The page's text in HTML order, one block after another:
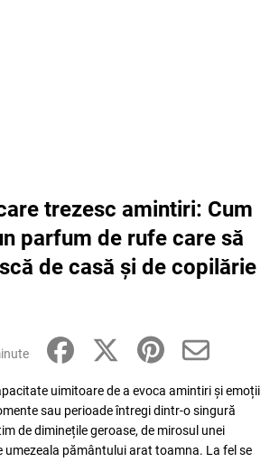
trezesc amintiri: Cum
parfum de rufe care să
de casă și de copilărie
uimitoare de a evoca amintiri și emoții
sau perioade întregi dintr-o singură
de diminețile geroase, de mirosul unei
umezeala pământului arat toamna. La fel se